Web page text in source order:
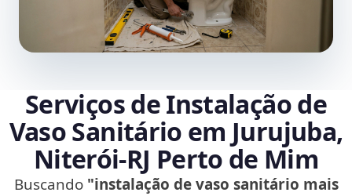
Serviços de Instalação de
Vaso Sanitário em Jurujuba,
Niterói‑RJ Perto de Mim
Buscando "instalação de vaso sanitário mais